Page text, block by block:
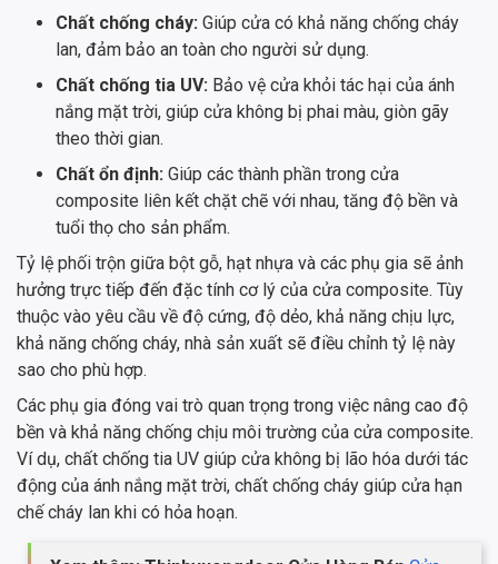
Chất chống cháy: Giúp cửa có khả năng chống cháy
lan, đảm bảo an toàn cho người sử dụng.
Chất chống tia UV: Bảo vệ cửa khỏi tác hại của ánh
nắng mặt trời, giúp cửa không bị phai màu, giòn gãy
theo thời gian.
Chất ổn định: Giúp các thành phần trong cửa
composite liên kết chặt chẽ với nhau, tăng độ bền và
tuổi thọ cho sản phẩm.
Tỷ lệ phối trộn giữa bột gỗ, hạt nhựa và các phụ gia sẽ ảnh
hưởng trực tiếp đến đặc tính cơ lý của cửa composite. Tùy
thuộc vào yêu cầu về độ cứng, độ dẻo, khả năng chịu lực,
khả năng chống cháy, nhà sản xuất sẽ điều chỉnh tỷ lệ này
sao cho phù hợp.
Các phụ gia đóng vai trò quan trọng trong việc nâng cao độ
bền và khả năng chống chịu môi trường của cửa composite.
Ví dụ, chất chống tia UV giúp cửa không bị lão hóa dưới tác
động của ánh nắng mặt trời, chất chống cháy giúp cửa hạn
chế cháy lan khi có hỏa hoạn.